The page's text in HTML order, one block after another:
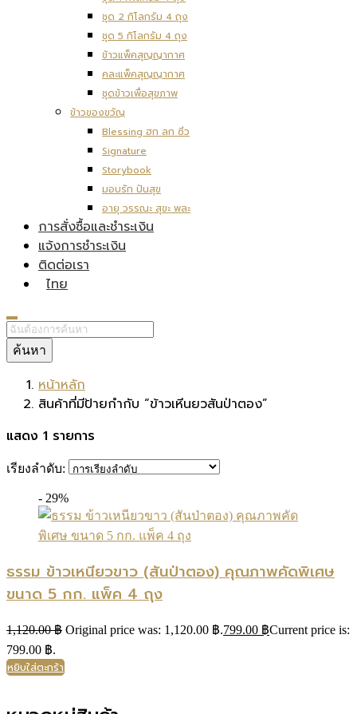
ชุด 2 กิโลกรัม 4 ถุง
ชุด 5 กิโลกรัม 4 ถุง
ข้าวแพ็คสุญญากาศ
คละแพ็คสุญญากาศ
ชุดข้าวเพื่อสุขภาพ
ข้าวของขวัญ
Blessing ฮก ลก ซิ่ว
Signature
Storybook
มอบรัก ปันสุข
อายุ วรรณะ สุขะ พละ
การสั่งซื้อและชำระเงิน
แจ้งการชำระเงิน
ติดต่อเรา
ไทย
ค้นหา
หน้าหลัก
สินค้าที่มีป้ายกำกับ “ข้าวเหีนยวสันป่าตอง”
แสดง 1 รายการ
เรียงลำดับ:
- 29%
ธรรม ข้าวเหนียวขาว (สันป่าตอง) คุณภาพคัดพิเศษ
ขนาด 5 กก. แพ็ค 4 ถุง
1,120.00฿ Original price was: 1,120.00 ฿.799.00 ฿Current price is:
799.00 ฿.
หยิบใส่ตะกร้า